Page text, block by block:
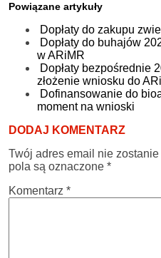
Powiązane artykuły
Dopłaty do zakupu
Dopłaty do buhajów
w ARiMR
Dopłaty bezpośrednie
złożenie wniosku do
Dofinansowanie do
moment na wnioski
DODAJ KOMENTARZ
Twój adres email nie
pola są oznaczone *
Komentarz *